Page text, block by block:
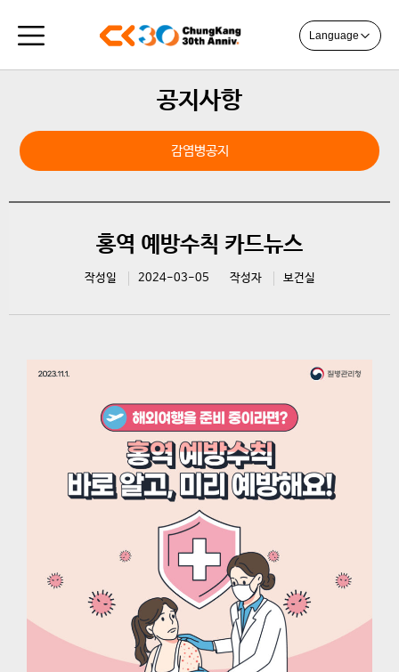
Language
공지사항
감염병공지
홍역 예방수칙 카드뉴스
작성일 2024-03-05 작성자 보건실